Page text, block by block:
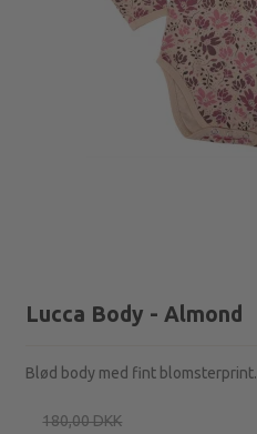
Lucca Body - Almond
Blød body med fint blomsterprint.
180,00 DKK